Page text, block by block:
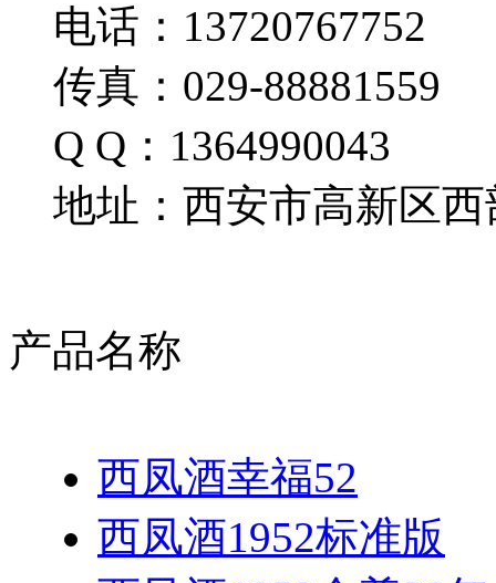
电话：13720767752
传真：029-88881559
Q Q：1364990043
地址：西安市高新区西
产品名称
西凤酒幸福52
西凤酒1952标准版